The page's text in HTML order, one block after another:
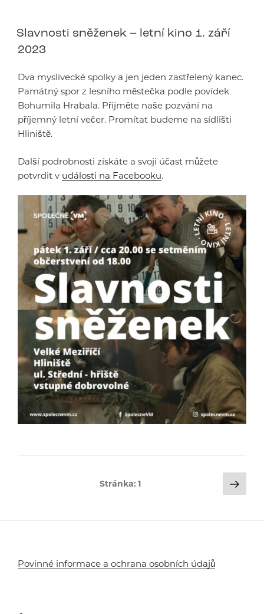
Slavnosti sněženek – letní kino 1. září
2023
Dva myslivecké spolky a jen jeden zastřelený kanec.
Památný spor z lesního městečka podle povídek
Bohumila Hrabala. Přijměte naše pozvání na
příjemný letní večer. Promítat budeme na sídlišti
Hliniště.
Další podrobnosti získáte a svoji účast můžete
potvrdit v události na Facebooku.
Stránka:1
Povinné informace a ochrana osobních údajů